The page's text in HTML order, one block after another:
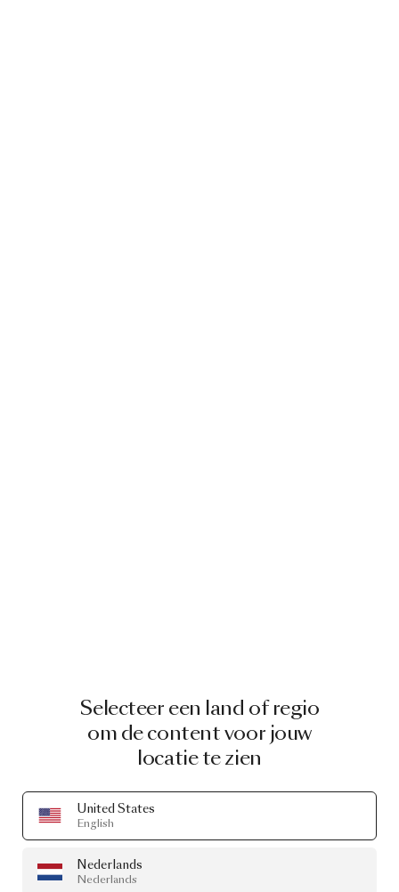
Selecteer een land of regio
om de content voor jouw
locatie te zien
United States
English
Nederlands
Nederlands